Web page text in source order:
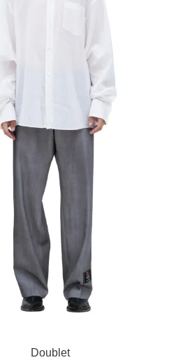
Doublet